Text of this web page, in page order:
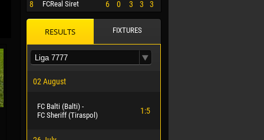
8 FCReal Siret 6 0 3 3 3
RESULTS FIXTURES
02 August
FC Balti (Balti) -
FC Sheriff (Tiraspol)
1:5